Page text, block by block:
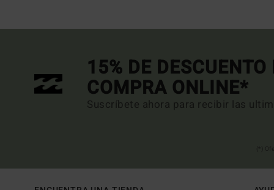
15% DE
COMPRA ONLINE*
Suscríbete ahora para recibir las